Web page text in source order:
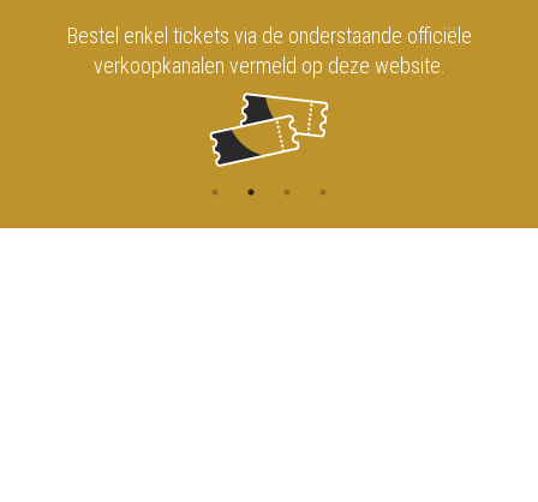
Bestel enkel tickets via de onderstaande officiële
verkoopkanalen vermeld op deze website.